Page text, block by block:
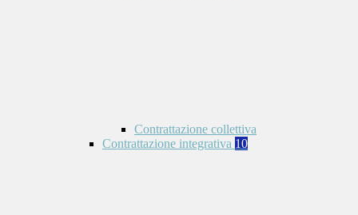
Contrattazione collettiva
Contrattazione integrativa 10